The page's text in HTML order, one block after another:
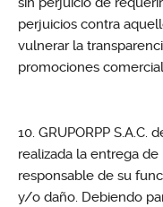
perjuicios contra
vulnerar la
promociones
GRUPORPP S.A.C.
realizada la entrega
responsable de su
y/o daño. Debiendo